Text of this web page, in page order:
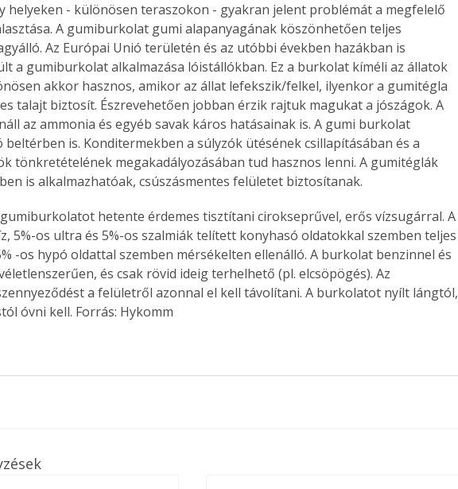
az
Old
új,
élve
Együtt jobban megéri!
Bővebb információ itt!
Együtt jobban megéri! A
könyvek tetszőleges
párosítással kedvezményes
áron, 0 Ft postaköltséggel
megrendelhetők!
helyeken - különösen teraszokon - gyakran jelent problémát a megfelelő
A gumiburkolat gumi alapanyagának köszönhetően teljes
Az Európai Unió területén és az utóbbi években hazákban is
a gumiburkolat alkalmazása lóistállókban. Ez a burkolat kíméli az állatok
akkor hasznos, amikor az állat lefekszik/felkel, ilyenkor a gumitégla
talajt biztosít. Észrevehetően jobban érzik rajtuk magukat a jószágok. A
az ammonia és egyéb savak káros hatásainak is. A gumi burkolat
beltérben is. Konditermekben a súlyzók ütésének csillapításában és a
tönkretételének megakadályozásában tud hasznos lenni. A gumitéglák
is alkalmazhatóak, csúszásmentes felületet biztosítanak.
hetente érdemes tisztítani cirokseprűvel, erős vízsugárral. A
5%-os ultra és 5%-os szalmiák telített konyhasó oldatokkal szemben teljes
-os hypó oldattal szemben mérsékelten ellenálló. A burkolat benzinnel és
és csak rövid ideig terhelhető (pl. elcsöpögés). Az
a felületről azonnal el kell távolítani. A burkolatot nyílt lángtól,
óvni kell. Forrás: Hykomm